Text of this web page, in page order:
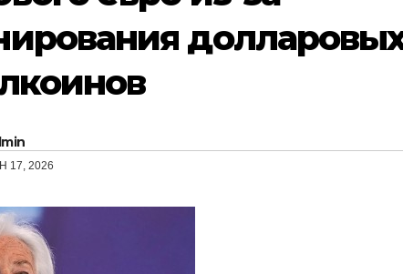
17, 2026